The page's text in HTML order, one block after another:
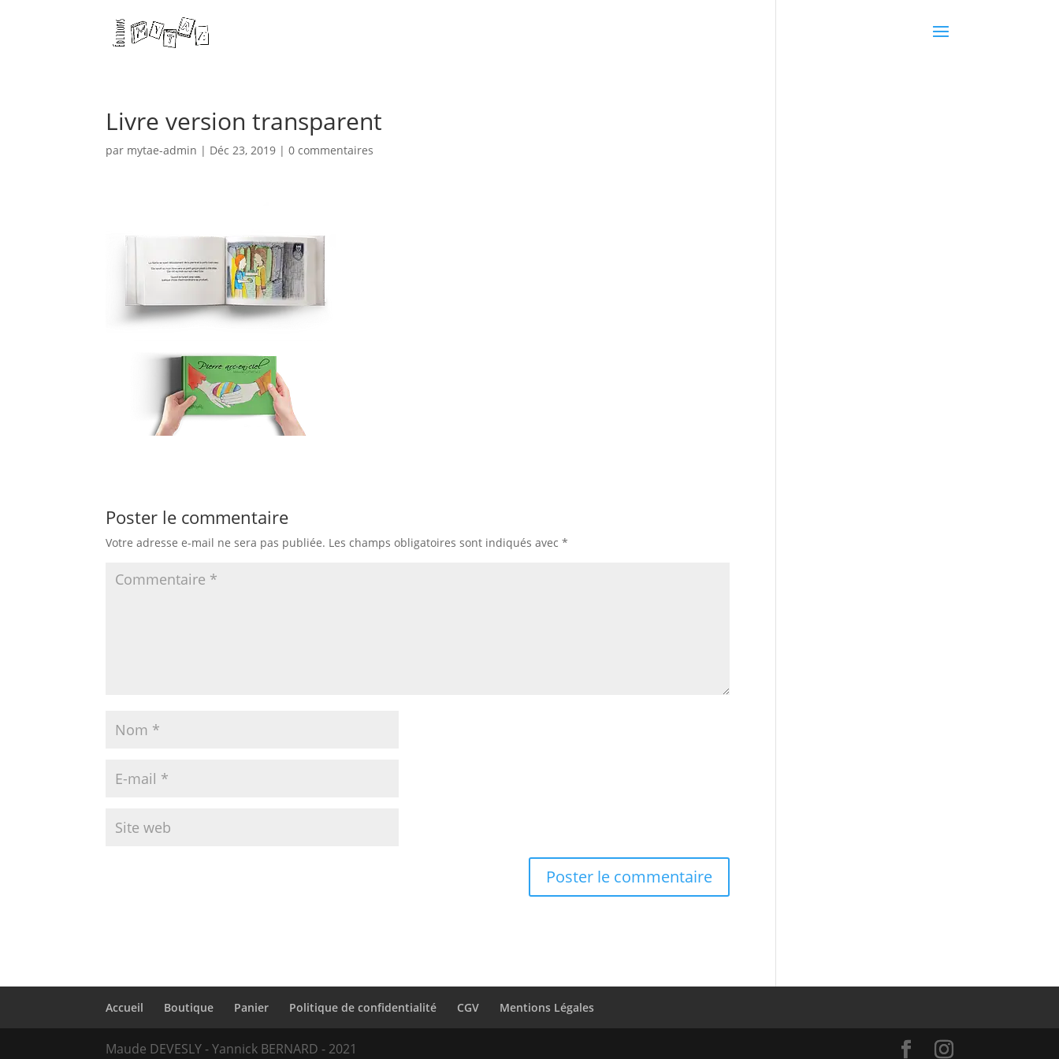
Livre version transparent
par mytae-admin | Déc 23, 2019 |0 commentaires
Poster le commentaire
Votre adresse e-mail ne sera pas publiée. Les champs obligatoires sont indiqués avec*
Accueil Boutique Panier Politique de confidentialité CGV Mentions Légales
Maude DEVESLY - Yannick BERNARD - 2021